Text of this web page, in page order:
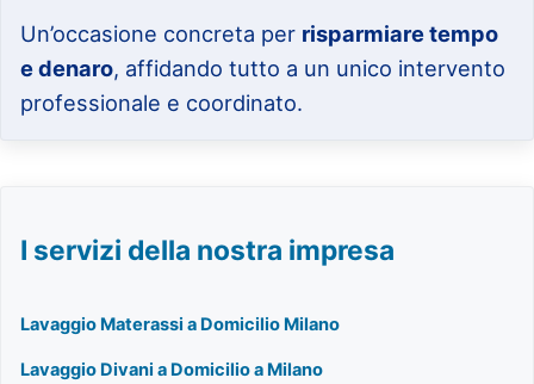
Un’occasione concreta per risparmiare tempo
e denaro, affidando tutto a un unico intervento
professionale e coordinato.
I servizi della nostra impresa
Lavaggio Materassi a Domicilio Milano
Lavaggio Divani a Domicilio a Milano